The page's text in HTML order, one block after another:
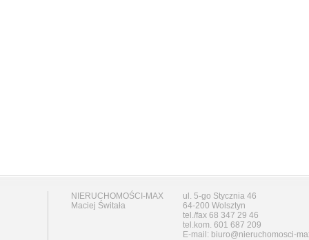
NIERUCHOMOŚCI-MAX
Maciej Świtała
ul. 5-go Stycznia 46
64-200 Wolsztyn
tel./fax 68 347 29 46
tel.kom. 601 687 209
E-mail: biuro@nieruchomosci-